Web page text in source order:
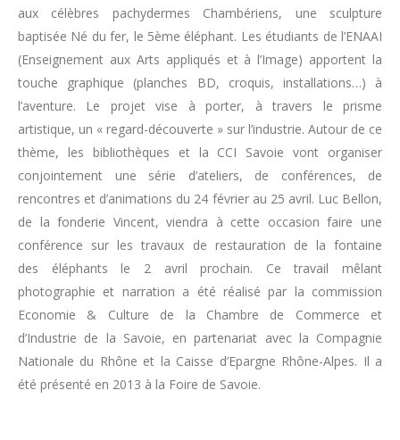
aux célèbres pachydermes Chambériens, une sculpture
baptisée Né du fer, le 5ème éléphant. Les étudiants de l’ENAAI
(Enseignement aux Arts appliqués et à l’Image) apportent la
touche graphique (planches BD, croquis, installations…) à
l’aventure. Le projet vise à porter, à travers le prisme
artistique, un « regard-découverte » sur l’industrie. Autour de ce
thème, les bibliothèques et la CCI Savoie vont organiser
conjointement une série d’ateliers, de conférences, de
rencontres et d’animations du 24 février au 25 avril. Luc Bellon,
de la fonderie Vincent, viendra à cette occasion faire une
conférence sur les travaux de restauration de la fontaine
des éléphants le 2 avril prochain. Ce travail mêlant
photographie et narration a été réalisé par la commission
Economie & Culture de la Chambre de Commerce et
d’Industrie de la Savoie, en partenariat avec la Compagnie
Nationale du Rhône et la Caisse d’Epargne Rhône-Alpes. Il a
été présenté en 2013 à la Foire de Savoie.